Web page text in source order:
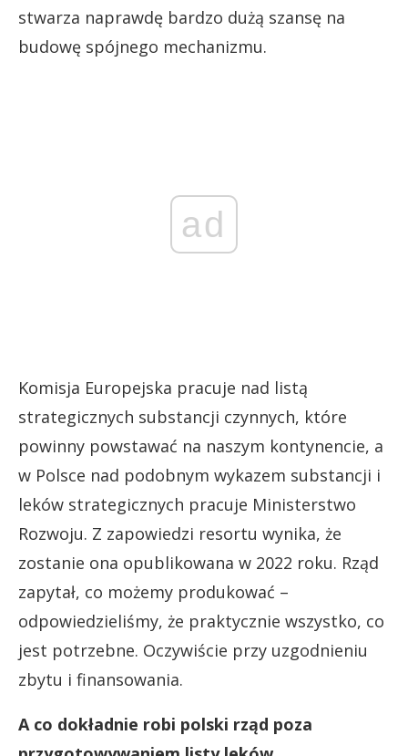
stwarza naprawdę bardzo dużą szansę na
budowę spójnego mechanizmu.
ad
Komisja Europejska pracuje nad listą
strategicznych substancji czynnych, które
powinny powstawać na naszym kontynencie, a
w Polsce nad podobnym wykazem substancji i
leków strategicznych pracuje Ministerstwo
Rozwoju. Z zapowiedzi resortu wynika, że
zostanie ona opublikowana w 2022 roku. Rząd
zapytał, co możemy produkować –
odpowiedzieliśmy, że praktycznie wszystko, co
jest potrzebne. Oczywiście przy uzgodnieniu
zbytu i finansowania.
A co dokładnie robi polski rząd poza